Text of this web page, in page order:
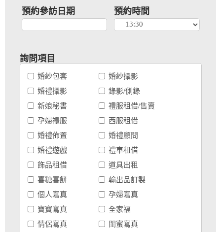
預約參訪日期 預約時間
詢問項目
婚紗包套
婚紗攝影
婚禮攝影
錄影/側錄
新娘秘書
禮服租借/售賣
孕婦禮服
西服租借
婚禮佈置
婚禮顧問
婚禮遊戲
禮車租借
飾品租借
道具出租
喜糖喜餅
輸出品訂製
個人寫真
孕婦寫真
寶寶寫真
全家福
情侶寫真
閨蜜寫真